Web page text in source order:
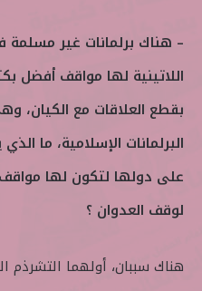
– هناك برلمانات غير مسلمة
اللاتينية لها مواقف أفضل
بقطع العلاقات مع
البرلمانات الإسلامية، ما
على دولها لتكون لها مواقف
لوقف العدوان ؟
هناك سببان، أولهما التشرذم